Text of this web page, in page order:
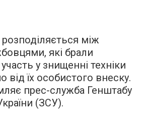
між
які брали
у знищенні техніки
від їх особистого внеску.
прес-служба Генштабу
(ЗСУ).